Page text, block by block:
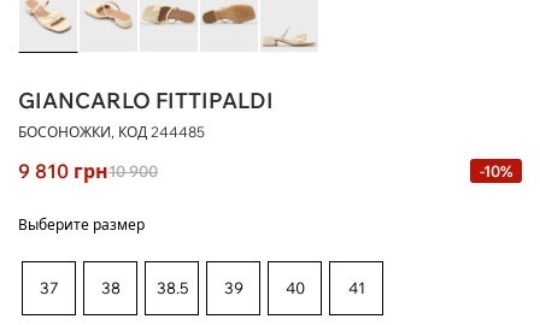
GIANCARLO FITTIPALDI
БОСОНОЖКИ, КОД 244485
9 810 грн10 900 -10%
Выберите размер
37 38 38.5 39 40 41